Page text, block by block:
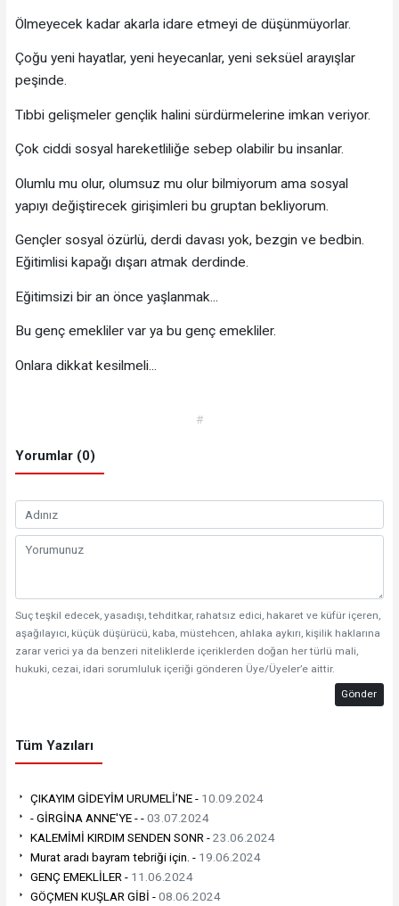
Ölmeyecek kadar akarla idare etmeyi de düşünmüyorlar.
Çoğu yeni hayatlar, yeni heyecanlar, yeni seksüel arayışlar
peşinde.
Tıbbi gelişmeler gençlik halini sürdürmelerine imkan veriyor.
Çok ciddi sosyal hareketliliğe sebep olabilir bu insanlar.
Olumlu mu olur, olumsuz mu olur bilmiyorum ama sosyal
yapıyı değiştirecek girişimleri bu gruptan bekliyorum.
Gençler sosyal özürlü, derdi davası yok, bezgin ve bedbin.
Eğitimlisi kapağı dışarı atmak derdinde.
Eğitimsizi bir an önce yaşlanmak...
Bu genç emekliler var ya bu genç emekliler.
Onlara dikkat kesilmeli...
#
Yorumlar (0)
Suç teşkil edecek, yasadışı, tehditkar, rahatsız edici, hakaret ve küfür içeren,
aşağılayıcı, küçük düşürücü, kaba, müstehcen, ahlaka aykırı, kişilik haklarına
zarar verici ya da benzeri niteliklerde içeriklerden doğan her türlü mali,
hukuki, cezai, idari sorumluluk içeriği gönderen Üye/Üyeler’e aittir.
Gönder
Tüm Yazıları
ÇIKAYIM GİDEYİM URUMELİ’NE - 10.09.2024
- GİRGİNA ANNE'YE - -03.07.2024
KALEMİMİ KIRDIM SENDEN SONR -23.06.2024
Murat aradı bayram tebriği için. - 19.06.2024
GENÇ EMEKLİLER - 11.06.2024
GÖÇMEN KUŞLAR GİBİ -08.06.2024